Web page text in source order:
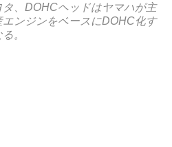
、DOHCヘッドはヤマハが主
ンジンをベースにDOHC化す
。